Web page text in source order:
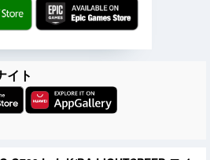
イト